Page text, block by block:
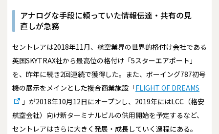
アナログな手段に頼っていた情報伝達・共有の見
直しが急務
セントレアは2018年11月、航空業界の世界的格付け会社である
英国SKYTRAX社から最高位の格付け「5スターエアポート」
を、昨年に続き2回連続で獲得した。また、ボーイング787初号
機の展示をメインとした複合商業施設「FLIGHT OF DREAMS
」が2018年10月12日にオープンし、2019年にはLCC（格安
航空会社）向け新ターミナルビルの供用開始を予定するなど、
セントレアはさらに大きく発展・成長していく過程にある。